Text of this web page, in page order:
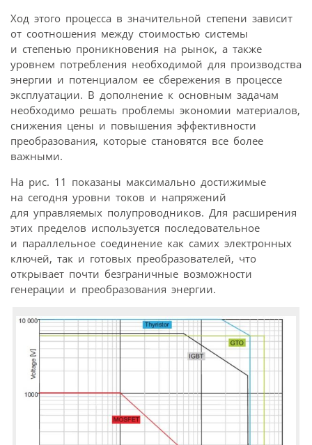
Ход этого процесса в значительной степени зависит
от соотношения между стоимостью системы
и степенью проникновения на рынок, а также
уровнем потребления необходимой для производства
энергии и потенциалом ее сбережения в процессе
эксплуатации. В дополнение к основным задачам
необходимо решать проблемы экономии материалов,
снижения цены и повышения эффективности
преобразования, которые становятся все более
важными.
На рис. 11 показаны максимально достижимые
на сегодня уровни токов и напряжений
для управляемых полупроводников. Для расширения
этих пределов используется последовательное
и параллельное соединение как самих электронных
ключей, так и готовых преобразователей, что
открывает почти безграничные возможности
генерации и преобразования энергии.